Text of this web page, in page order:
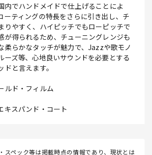
内でハンドメイドで仕上げることによ
ーティングの特長をさらに引き出し、チ
りやすく、ハイピッチでもローピッチで
が得られるため、チューニングレンジも
柔らかなタッチが魅力で、Jazzや歌モノ
ーズ等、心地良いサウンドを必要とする
と言えます。
ルド・フィルム
キスパンド・コート
スペック等は掲載時点の情報であり、現状とは